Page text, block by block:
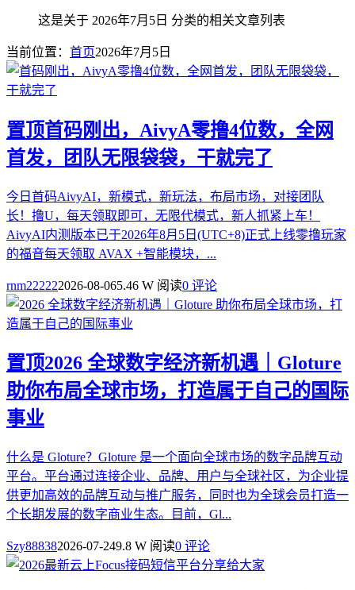
这是关于 2026年7月5日 分类的相关文章列表
当前位置： 首页2026年7月5日
置顶首码刚出，AivyA零撸4位数，全网
首发，团队无限袋袋，干就完了
今日首码AivyAI，新模式，新玩法，布局市场，对接团队
长！撸U，每天领取即可，无限代模式，新人抓紧上车！
AivyAI内测版本已于2026年8月5日(UTC+8)正式上线零撸玩家
的福音每天领取 AVAX +智能模块，...
rnm222222026-08-065.46 W 阅读0 评论
置顶2026 全球数字经济新机遇｜Gloture
助你布局全球市场，打造属于自己的国际
事业
什么是 Gloture？Gloture 是一个面向全球市场的数字品牌互动
平台。平台通过连接企业、品牌、用户与全球社区，为企业提
供更加高效的品牌互动与推广服务，同时也为全球会员打造一
个长期发展的数字商业生态。目前，Gl...
Szy888382026-07-249.8 W 阅读0 评论